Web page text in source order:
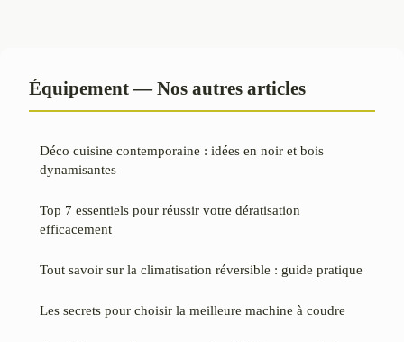
Équipement — Nos autres articles
Déco cuisine contemporaine : idées en noir et bois
dynamisantes
Top 7 essentiels pour réussir votre dératisation
efficacement
Tout savoir sur la climatisation réversible : guide pratique
Les secrets pour choisir la meilleure machine à coudre